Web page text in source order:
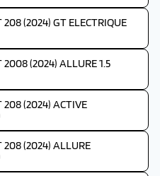
(2024) GT ELECTRIQUE
2008 (2024) ALLURE 1.5
208 (2024) ACTIVE
208 (2024) ALLURE